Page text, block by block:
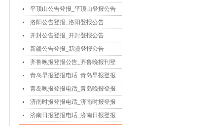
平顶山公告登报_平顶山登报公告
洛阳公告登报_洛阳登报公告
开封公告登报_开封登报公告
新疆公告登报_新疆登报公告
齐鲁晚报登报公告_齐鲁晚报刊登
青岛早报登报电话_青岛早报登报
青岛晚报登报电话_青岛晚报登报
济南时报登报电话_济南时报登报
济南日报登报电话_济南日报登报